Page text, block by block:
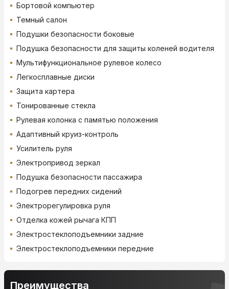
Бортовой компьютер
Темный салон
Подушки безопасности боковые
Подушка безопасности для защиты коленей водителя
Мультифункциональное рулевое колесо
Легкосплавные диски
Защита картера
Тонированные стекла
Рулевая колонка с памятью положения
Адаптивный круиз-контроль
Усилитель руля
Электропривод зеркал
Подушка безопасности пассажира
Подогрев передних сидений
Электрорегулировка руля
Отделка кожей рычага КПП
Электростеклоподъемники задние
Электростеклоподъемники передние
Преимущества